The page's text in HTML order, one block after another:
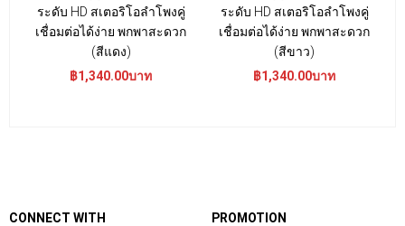
ระดับ HD สเตอริโอลำโพงคู่
เชื่อมต่อได้ง่าย พกพาสะดวก
(สีแดง)
฿1,340.00บาท
ระดับ HD สเตอริโอลำโพงคู่
เชื่อมต่อได้ง่าย พกพาสะดวก
(สีขาว)
฿1,340.00บาท
CONNECT WITH PROMOTION